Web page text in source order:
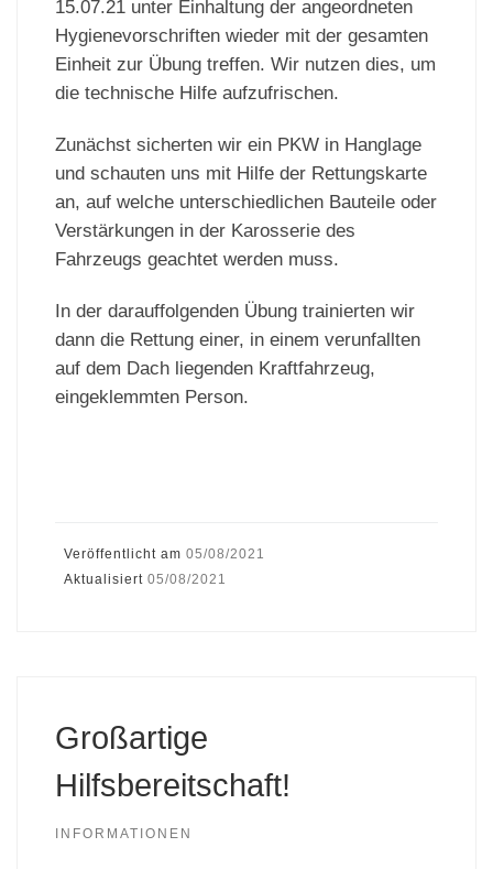
15.07.21 unter Einhaltung der angeordneten
Hygienevorschriften wieder mit der gesamten
Einheit zur Übung treffen. Wir nutzen dies, um
die technische Hilfe aufzufrischen.
Zunächst sicherten wir ein PKW in Hanglage
und schauten uns mit Hilfe der Rettungskarte
an, auf welche unterschiedlichen Bauteile oder
Verstärkungen in der Karosserie des
Fahrzeugs geachtet werden muss.
In der darauffolgenden Übung trainierten wir
dann die Rettung einer, in einem verunfallten
auf dem Dach liegenden Kraftfahrzeug,
eingeklemmten Person.
Veröffentlicht am05/08/2021
Aktualisiert05/08/2021
Großartige
Hilfsbereitschaft!
INFORMATIONEN